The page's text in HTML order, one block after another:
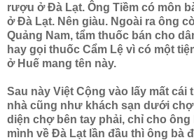
rượu ở Đà Lạt. Ông Tiềm có môn
ở Đà Lạt. Nên giàu. Ngoài ra ông
Quảng Nam, tẩm thuốc bán cho
hay gọi thuốc Cẩm Lệ vì có một
ở Huế mang tên này.
Sau này Việt Cộng vào lấy mất cái
nhà cũng như khách sạn dưới
diện chợ bên tay phải, chỉ cho ông
mình về Đà Lạt lần đầu thì ông bà